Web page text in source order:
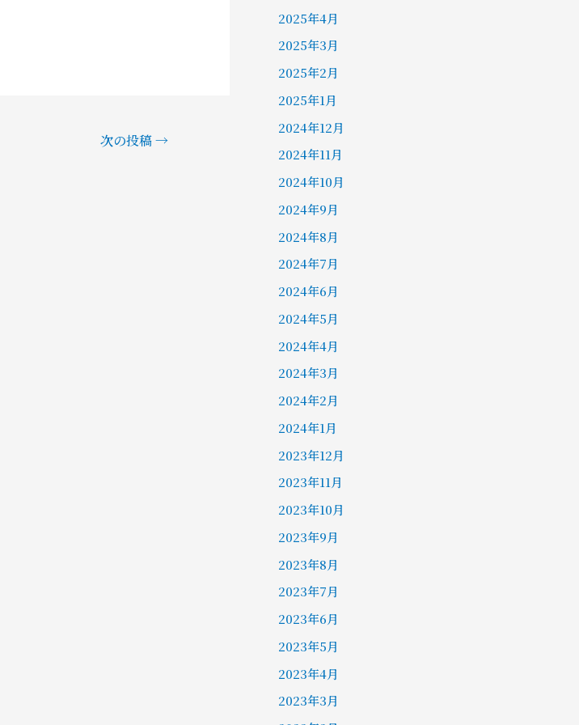
次の投稿→
2025年4月
2025年3月
2025年2月
2025年1月
2024年12月
2024年11月
2024年10月
2024年9月
2024年8月
2024年7月
2024年6月
2024年5月
2024年4月
2024年3月
2024年2月
2024年1月
2023年12月
2023年11月
2023年10月
2023年9月
2023年8月
2023年7月
2023年6月
2023年5月
2023年4月
2023年3月